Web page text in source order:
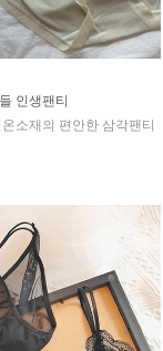
인생팬티
소재의 편안한 삼각팬티